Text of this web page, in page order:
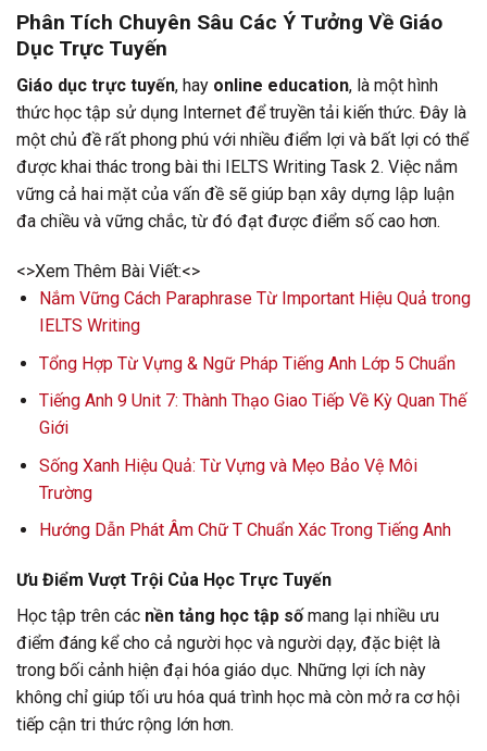
Phân Tích Chuyên Sâu Các Ý Tưởng Về Giáo
Dục Trực Tuyến
Giáo dục trực tuyến, hay online education, là một hình
thức học tập sử dụng Internet để truyền tải kiến thức. Đây là
một chủ đề rất phong phú với nhiều điểm lợi và bất lợi có thể
được khai thác trong bài thi IELTS Writing Task 2. Việc nắm
vững cả hai mặt của vấn đề sẽ giúp bạn xây dựng lập luận
đa chiều và vững chắc, từ đó đạt được điểm số cao hơn.
<>Xem Thêm Bài Viết:<>
Nắm Vững Cách Paraphrase Từ Important Hiệu Quả trong
IELTS Writing
Tổng Hợp Từ Vựng & Ngữ Pháp Tiếng Anh Lớp 5 Chuẩn
Tiếng Anh 9 Unit 7: Thành Thạo Giao Tiếp Về Kỳ Quan Thế
Giới
Sống Xanh Hiệu Quả: Từ Vựng và Mẹo Bảo Vệ Môi
Trường
Hướng Dẫn Phát Âm Chữ T Chuẩn Xác Trong Tiếng Anh
Ưu Điểm Vượt Trội Của Học Trực Tuyến
Học tập trên các nền tảng học tập sốmang lại nhiều ưu
điểm đáng kể cho cả người học và người dạy, đặc biệt là
trong bối cảnh hiện đại hóa giáo dục. Những lợi ích này
không chỉ giúp tối ưu hóa quá trình học mà còn mở ra cơ hội
tiếp cận tri thức rộng lớn hơn.